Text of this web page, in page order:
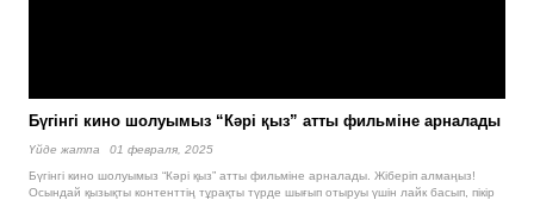
Бүгінгі кино шолуымыз “Кәрі қыз” атты фильміне арналады
Үйде жатпа
01 февраля, 2025
Бүгінгі кино шолуымыз “Кәрі қыз” атты фильміне арналады. Жіберіп алмаңыз!
Осындай қызықты контенттің тұрақты түрде шығып отыруы үшін лайк басып, пікір